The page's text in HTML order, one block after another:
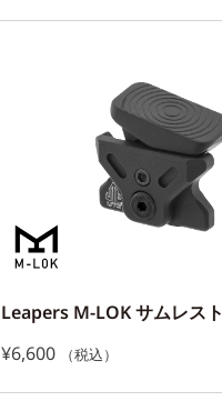
Leapers M-LOK サムレスト
¥6,600 （税込）